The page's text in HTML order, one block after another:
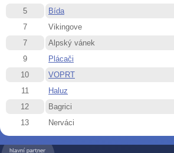
5
Bída
7
Vikingove
7
Alpský vánek
9
Plácači
10
VOPRT
11
Haluz
12
Bagrici
13
Nerváci